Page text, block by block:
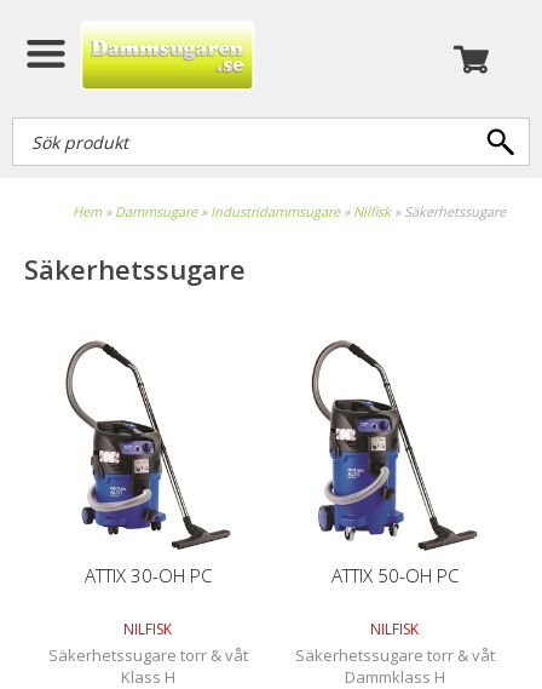
Hem» Dammsugare» Industridammsugare » Nilfisk» Säkerhetssugare
Säkerhetssugare
ATTIX 30-OH PC
NILFISK
Säkerhetssugare torr & våt
Klass H
ATTIX 50-OH PC
NILFISK
Säkerhetssugare torr & våt
Dammklass H